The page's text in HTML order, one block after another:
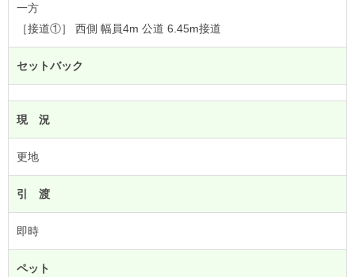
一方
［接道①］ 西側 幅員4m 公道 6.45m接道
セットバック
現 況
更地
引 渡
即時
ペット